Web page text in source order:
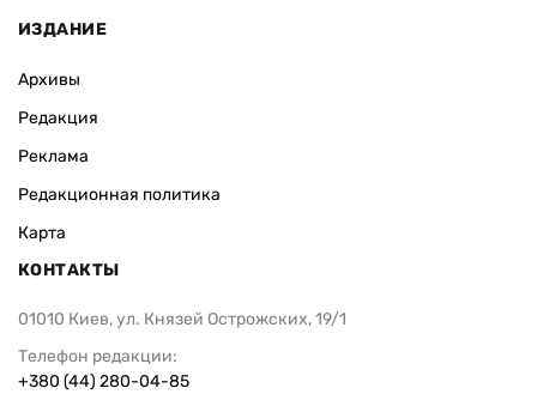
ИЗДАНИЕ
Архивы
Редакция
Реклама
Редакционная политика
Карта
КОНТАКТЫ
01010 Киев, ул. Князей Острожских, 19/1
Телефон редакции:
+380 (44) 280-04-85